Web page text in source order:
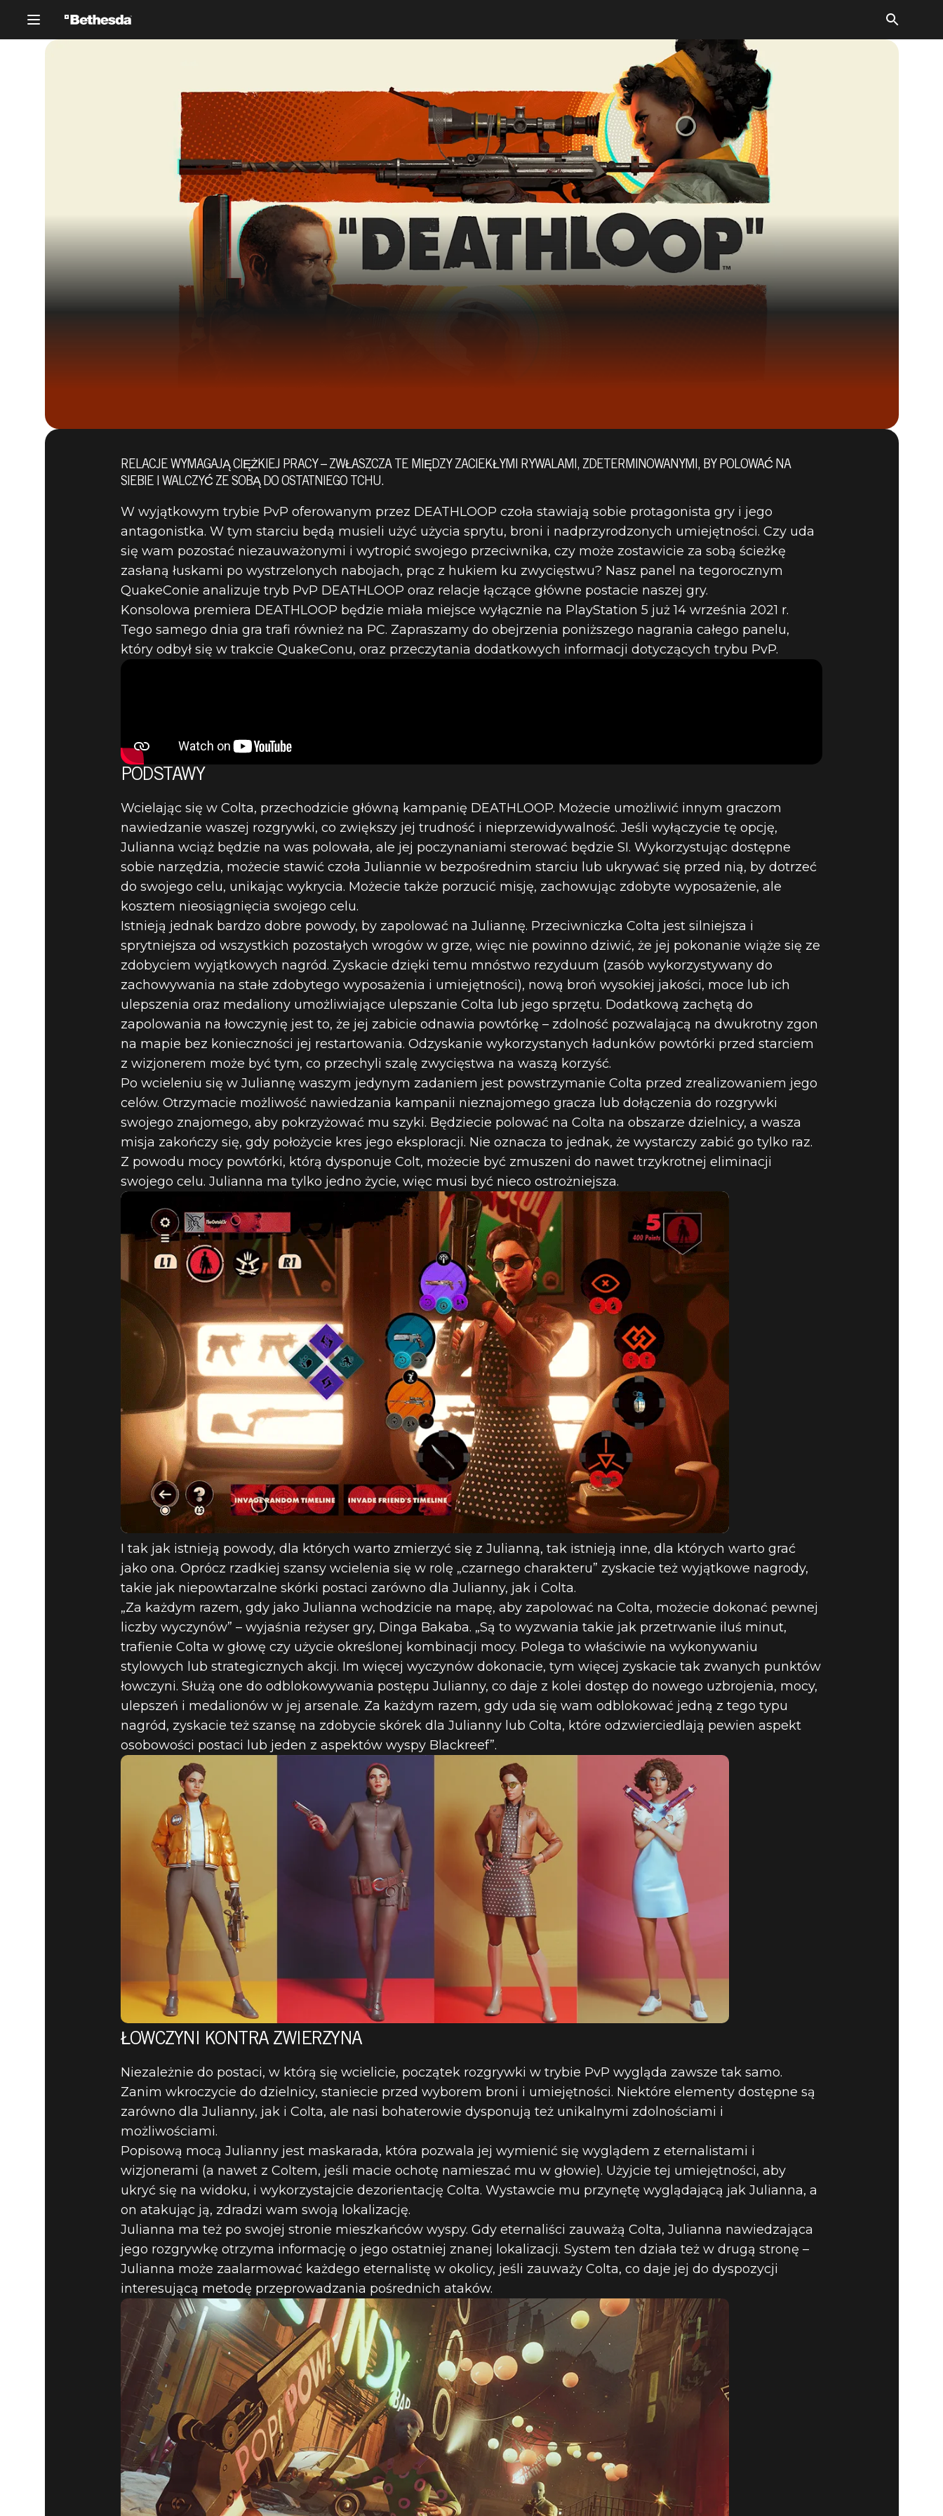
DEATHLOOP 19 sierpnia 2021
DEATHLOOP – SZCZEGÓŁY TRYBU
KOTKA I MYSZKĘ
RELACJE WYMAGAJĄ CIĘŻKIEJ PRACY – ZWŁASZCZA TE MIĘDZY ZACIEKŁYMI RYWALAMI, ZDETERMINOWANYMI, BY POLOWAĆ NA
SIEBIE I WALCZYĆ ZE SOBĄ DO OSTATNIEGO TCHU.
W wyjątkowym trybie PvP oferowanym przez DEATHLOOP czoła stawiają sobie protagonista gry i jego
antagonistka. W tym starciu będą musieli użyć użycia sprytu, broni i nadprzyrodzonych umiejętności. Czy uda
się wam pozostać niezauważonymi i wytropić swojego przeciwnika, czy może zostawicie za sobą ścieżkę
zasłaną łuskami po wystrzelonych nabojach, prąc z hukiem ku zwycięstwu? Nasz panel na tegorocznym
QuakeConie analizuje tryb PvP DEATHLOOP oraz relacje łączące główne postacie naszej gry.
Konsolowa premiera DEATHLOOP będzie miała miejsce wyłącznie na PlayStation 5 już 14 września 2021 r.
Tego samego dnia gra trafi również na PC. Zapraszamy do obejrzenia poniższego nagrania całego panelu,
który odbył się w trakcie QuakeConu, oraz przeczytania dodatkowych informacji dotyczących trybu PvP.
PODSTAWY
Wcielając się w Colta, przechodzicie główną kampanię DEATHLOOP. Możecie umożliwić innym graczom
nawiedzanie waszej rozgrywki, co zwiększy jej trudność i nieprzewidywalność. Jeśli wyłączycie tę opcję,
Julianna wciąż będzie na was polowała, ale jej poczynaniami sterować będzie SI. Wykorzystując dostępne
sobie narzędzia, możecie stawić czoła Juliannie w bezpośrednim starciu lub ukrywać się przed nią, by dotrzeć
do swojego celu, unikając wykrycia. Możecie także porzucić misję, zachowując zdobyte wyposażenie, ale
kosztem nieosiągnięcia swojego celu.
Istnieją jednak bardzo dobre powody, by zapolować na Juliannę. Przeciwniczka Colta jest silniejsza i
sprytniejsza od wszystkich pozostałych wrogów w grze, więc nie powinno dziwić, że jej pokonanie wiąże się ze
zdobyciem wyjątkowych nagród. Zyskacie dzięki temu mnóstwo rezyduum (zasób wykorzystywany do
zachowywania na stałe zdobytego wyposażenia i umiejętności), nową broń wysokiej jakości, moce lub ich
ulepszenia oraz medaliony umożliwiające ulepszanie Colta lub jego sprzętu. Dodatkową zachętą do
zapolowania na łowczynię jest to, że jej zabicie odnawia powtórkę – zdolność pozwalającą na dwukrotny zgon
na mapie bez konieczności jej restartowania. Odzyskanie wykorzystanych ładunków powtórki przed starciem
z wizjonerem może być tym, co przechyli szalę zwycięstwa na waszą korzyść.
Po wcieleniu się w Juliannę waszym jedynym zadaniem jest powstrzymanie Colta przed zrealizowaniem jego
celów. Otrzymacie możliwość nawiedzania kampanii nieznajomego gracza lub dołączenia do rozgrywki
swojego znajomego, aby pokrzyżować mu szyki. Będziecie polować na Colta na obszarze dzielnicy, a wasza
misja zakończy się, gdy położycie kres jego eksploracji. Nie oznacza to jednak, że wystarczy zabić go tylko raz.
Z powodu mocy powtórki, którą dysponuje Colt, możecie być zmuszeni do nawet trzykrotnej eliminacji
swojego celu. Julianna ma tylko jedno życie, więc musi być nieco ostrożniejsza.
I tak jak istnieją powody, dla których warto zmierzyć się z Julianną, tak istnieją inne, dla których warto grać
jako ona. Oprócz rzadkiej szansy wcielenia się w rolę „czarnego charakteru” zyskacie też wyjątkowe nagrody,
takie jak niepowtarzalne skórki postaci zarówno dla Julianny, jak i Colta.
„Za każdym razem, gdy jako Julianna wchodzicie na mapę, aby zapolować na Colta, możecie dokonać pewnej
liczby wyczynów” – wyjaśnia reżyser gry, Dinga Bakaba. „Są to wyzwania takie jak przetrwanie iluś minut,
trafienie Colta w głowę czy użycie określonej kombinacji mocy. Polega to właściwie na wykonywaniu
stylowych lub strategicznych akcji. Im więcej wyczynów dokonacie, tym więcej zyskacie tak zwanych punktów
łowczyni. Służą one do odblokowywania postępu Julianny, co daje z kolei dostęp do nowego uzbrojenia, mocy,
ulepszeń i medalionów w jej arsenale. Za każdym razem, gdy uda się wam odblokować jedną z tego typu
nagród, zyskacie też szansę na zdobycie skórek dla Julianny lub Colta, które odzwierciedlają pewien aspekt
osobowości postaci lub jeden z aspektów wyspy Blackreef”.
ŁOWCZYNI KONTRA ZWIERZYNA
Niezależnie do postaci, w którą się wcielicie, początek rozgrywki w trybie PvP wygląda zawsze tak samo.
Zanim wkroczycie do dzielnicy, staniecie przed wyborem broni i umiejętności. Niektóre elementy dostępne są
zarówno dla Julianny, jak i Colta, ale nasi bohaterowie dysponują też unikalnymi zdolnościami i
możliwościami.
Popisową mocą Julianny jest maskarada, która pozwala jej wymienić się wyglądem z eternalistami i
wizjonerami (a nawet z Coltem, jeśli macie ochotę namieszać mu w głowie). Użyjcie tej umiejętności, aby
ukryć się na widoku, i wykorzystajcie dezorientację Colta. Wystawcie mu przynętę wyglądającą jak Julianna, a
on atakując ją, zdradzi wam swoją lokalizację.
Julianna ma też po swojej stronie mieszkańców wyspy. Gdy eternaliści zauważą Colta, Julianna nawiedzająca
jego rozgrywkę otrzyma informację o jego ostatniej znanej lokalizacji. System ten działa też w drugą stronę –
Julianna może zaalarmować każdego eternalistę w okolicy, jeśli zauważy Colta, co daje jej do dyspozycji
interesującą metodę przeprowadzania pośrednich ataków.